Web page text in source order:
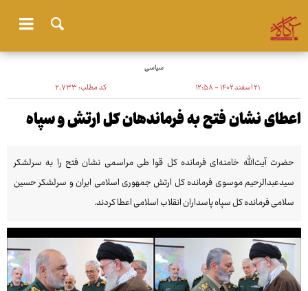
سیاسی
۲۱ اسفند ۱۴۰۲ - ۱۲:۵۸ کد مطلب:۲٬۷۳۳
اعطای نشان فتح به فرماندهان کل ارتش و سپاه
حضرت آیت‌الله خامنه‌ای فرمانده کل قوا طی مراسمی نشان فتح را به سرلشکر
سیدعبدالرحیم موسوی فرمانده کل ارتش جمهوری اسلامی ایران و سرلشکر حسین
سلامی فرمانده کل سپاه پاسداران انقلاب اسلامی اعطا کردند.